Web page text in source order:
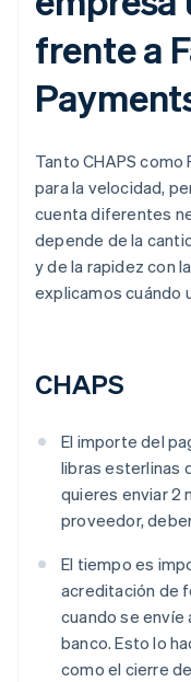
frente a
Tanto CHAPS
para la velocidad,
cuenta diferentes
depende de la
y de la rapidez con
explicamos cuándo
CHAPS
El importe del
libras esterlinas
quieres enviar 2
proveedor,
El tiempo es
acreditación de
cuando se envíe
banco. Esto lo
como el cierre